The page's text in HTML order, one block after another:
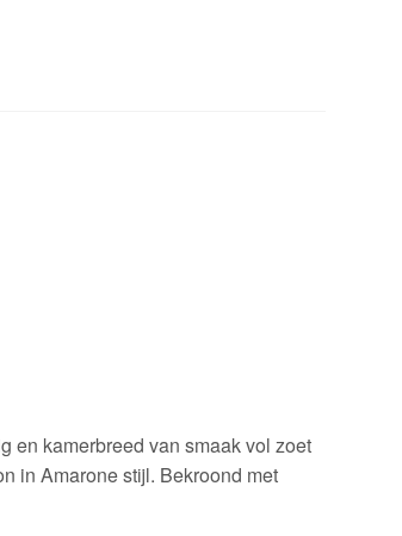
en kamerbreed van smaak vol zoet
in Amarone stijl. Bekroond met